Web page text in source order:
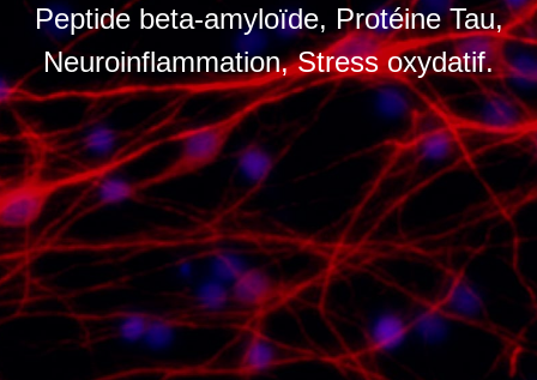
Peptide beta-amyloïde, Protéine Tau,
Neuroinflammation, Stress oxydatif.